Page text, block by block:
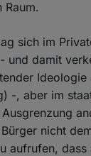
Raum.
sich im
und damit
Ideologie
-, aber im
nicht
aufrufen, dass